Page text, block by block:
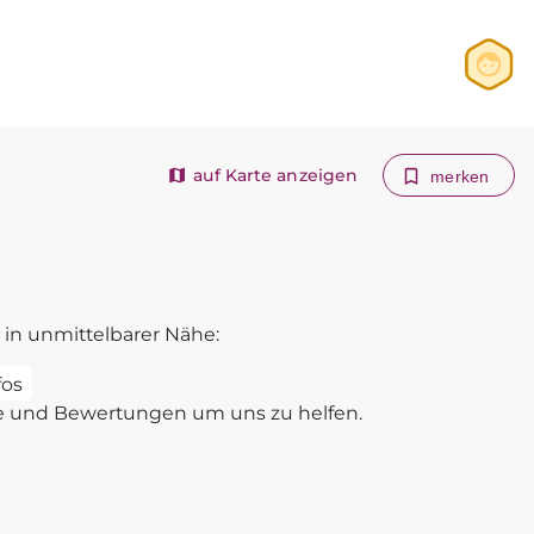
Registrieren
auf Karte anzeigen merken
unmittelbarer Nähe:
und Bewertungen um uns zu helfen.